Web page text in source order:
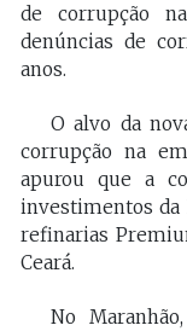
de corrupção
denúncias de
anos.
O alvo da
corrupção na
apurou que a
investimentos da
refinarias
Ceará.
No